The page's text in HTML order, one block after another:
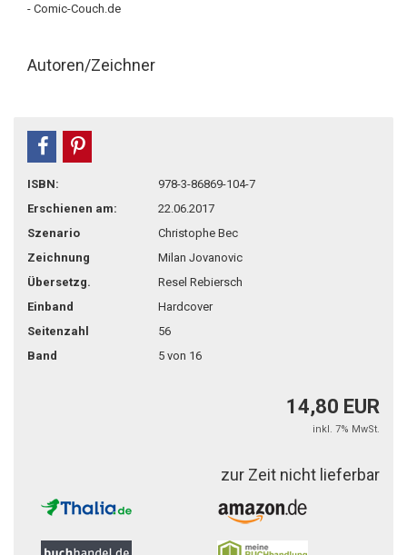
- Comic-Couch.de
Autoren/Zeichner
teilen
ISBN:
978-3-86869-104-7
Erschienen am:
22.06.2017
Szenario
Christophe Bec
Zeichnung
Milan Jovanovic
Übersetzg.
Resel Rebiersch
Einband
Hardcover
Seitenzahl
56
Band
5 von 16
14,80 EUR
inkl. 7% MwSt.
zur Zeit nicht lieferbar